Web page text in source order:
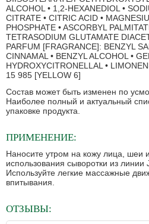
ALCOHOL • 1,2-HEXANEDIOL •
CITRATE • CITRIC ACID •
PHOSPHATE • ASCORBYL
TETRASODIUM GLUTAMATE
PARFUM [FRAGRANCE]: BENZYL
CINNAMAL • BENZYL ALCOHOL •
HYDROXYCITRONELLAL •
15 985 [YELLOW 6]
Состав может быть изменен по
Наиболее полный и актуальный
упаковке продукта.
ПРИМЕНЕНИЕ:
Наносите утром на кожу лица, шеи
использования сыворотки из линии
Используйте легкие массажные
впитывания.
ОТЗЫВЫ: